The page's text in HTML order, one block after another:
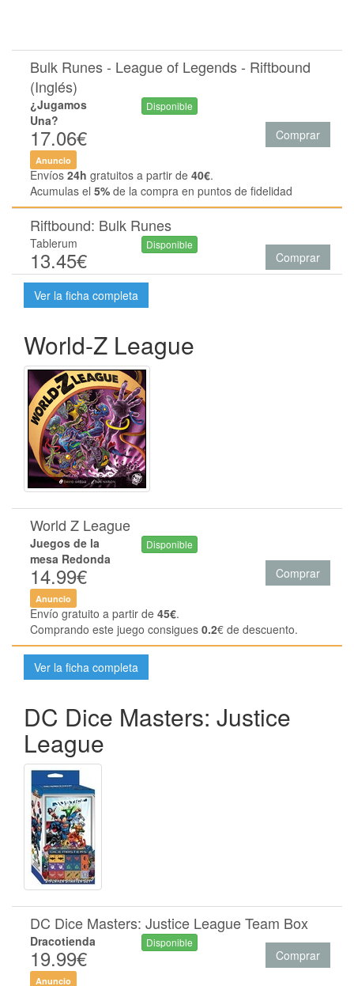
Bulk Runes - League of Legends - Riftbound
(Inglés)
¿Jugamos
Una?
17.06€
Disponible
Comprar
Anuncio
Envíos24h gratuitos a partir de 40€.
Acumulas el 5% de la compra en puntos de fidelidad
Riftbound: Bulk Runes
Tablerum
13.45€
Disponible
Comprar
Ver la ficha completa
World-Z League
World Z League
Juegos de la
mesa Redonda
14.99€
Disponible
Comprar
Anuncio
Envío gratuito a partir de 45€.
Comprando este juego consigues 0.2€ de descuento.
Ver la ficha completa
DC Dice Masters: Justice
League
DC Dice Masters: Justice League Team Box
Dracotienda
19.99€
Disponible
Comprar
Anuncio